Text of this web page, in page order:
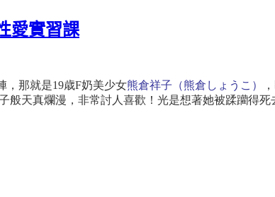
愛實習課
，那就是19歳F奶美少女熊倉祥子（熊倉しょうこ）
般天真爛漫，非常討人喜歡！光是想著她被蹂躪得